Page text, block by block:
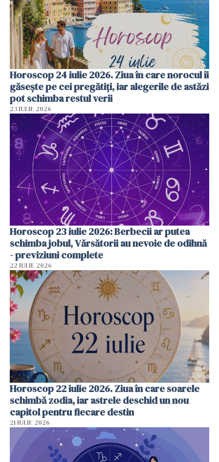
Horoscop 24 iulie 2026. Ziua în care norocul îi
găsește pe cei pregătiți, iar alegerile de astăzi
pot schimba restul verii
23 IULIE 2026
Horoscop 23 iulie 2026: Berbecii ar putea
schimba jobul, Vărsătorii au nevoie de odihnă
- previziuni complete
22 IULIE 2026
Horoscop 22 iulie 2026. Ziua în care soarele
schimbă zodia, iar astrele deschid un nou
capitol pentru fiecare destin
21 IULIE 2026